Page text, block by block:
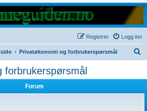
Logg inn
Registrer
Privatøkonomi og forbrukerspørsmål
forbrukerspørsmål
Forum